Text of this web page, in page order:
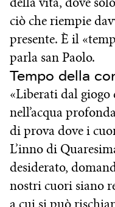
ciò che riempie
presente. È il
parla san Paolo.
Tempo della
«Liberati dal giogo
nell’acqua
di prova dove i
L’inno di
desiderato,
nostri cuori siano